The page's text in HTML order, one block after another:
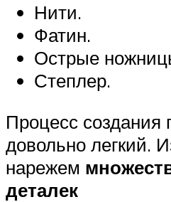
Нити.
Фатин.
Острые
Степлер.
Процесс создания
довольно легкий.
нарежем
деталек